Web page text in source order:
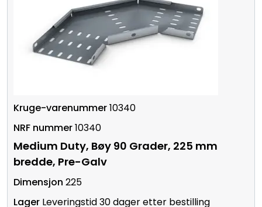
10340
10340
Medium Duty, Bøy 90 Grader, 225 mm
bredde, Pre-Galv
225
Leveringstid 30 dager etter bestilling